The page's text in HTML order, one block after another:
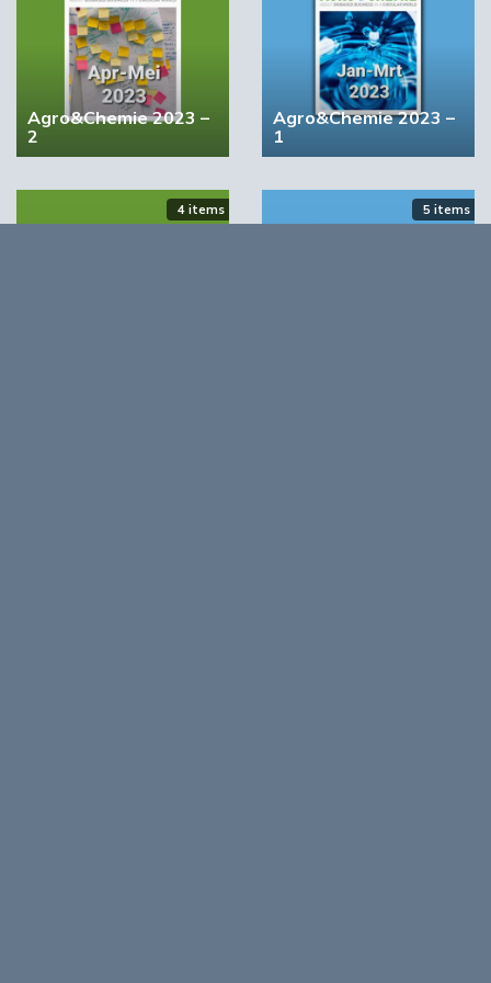
Agro&Chemie 2023 –
2
Agro&Chemie 2023 –
1
4 items 5 items